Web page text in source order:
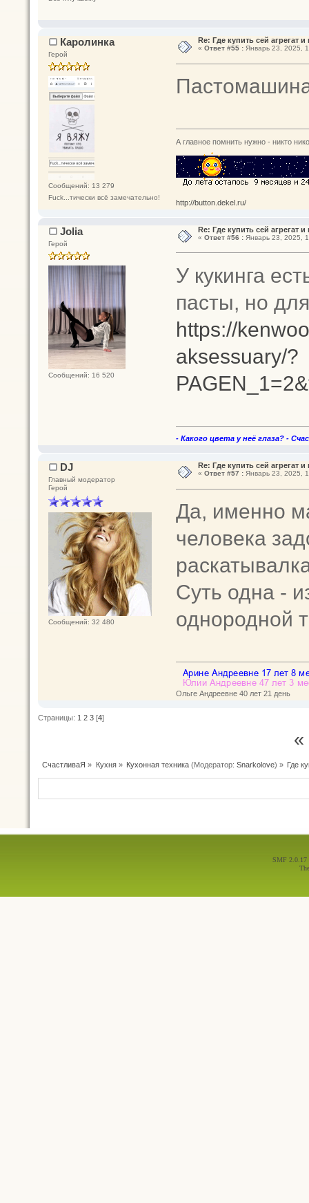
Каролинка
Герой
Сообщений: 13 279
Fuck...тически всё замечательно!
Re: Где купить сей агрегат
« Ответ #55 :Январь 23, 2025,
А главное помнить нужно - никто
http://button.dekel.ru/
Jolia
Герой
Сообщений: 16 520
Re: Где купить сей агрегат
« Ответ #56 :Январь 23, 2025,
У кукинга
пасты, но
https://
aksessuary/?
- Какого цвета у неё глаза? -
DJ
Главный модератор
Герой
Сообщений: 32 480
Re: Где купить сей агрегат
« Ответ #57 :Январь 23, 2025,
Да, именно
человека
Суть одна -
однородной
Ольге Андреевне 40 лет 21 день
Страницы: 1 2 3 [4]
СчастливаЯ » Кухня» Кухонная техника(Модератор: Snarkolove) » Где
SMF 2.0.17